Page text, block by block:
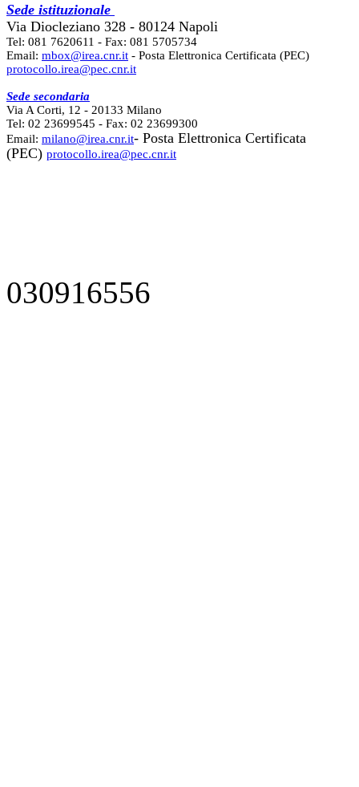
Sede istituzionale
Via Diocleziano 328 - 80124 Napoli
Tel: 081 7620611 - Fax: 081 5705734
Email: mbox@irea.cnr.it - Posta Elettronica Certificata (PEC)
protocollo.irea@pec.cnr.it
Sede secondaria
Via A Corti, 12 - 20133 Milano
Tel: 02 23699545 - Fax: 02 23699300
Email: milano@irea.cnr.it- Posta Elettronica Certificata
(PEC) protocollo.irea@pec.cnr.it
030916556